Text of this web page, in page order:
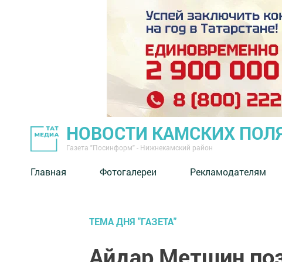
НОВОСТИ КАМСКИХ
Газета "Посинформ" - Нижнекамский район
Главная Фотогалереи Рекламодателям
ТЕМА ДНЯ "ГАЗЕТА"
Айдар Метшин